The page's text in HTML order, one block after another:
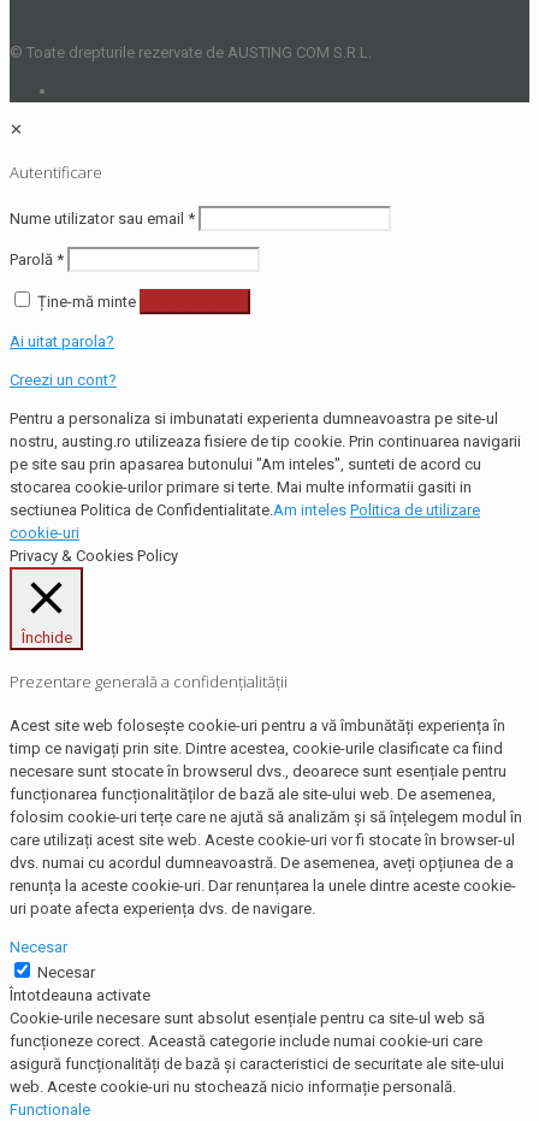
© Toate drepturile rezervate de AUSTING COM S.R.L.
✕
Autentificare
Nume utilizator sau email *
Parolă *
Ține-mă minte
Ai uitat parola?
Creezi un cont?
Pentru a personaliza si imbunatati experienta dumneavoastra pe site-ul
nostru, austing.ro utilizeaza fisiere de tip cookie. Prin continuarea navigarii
pe site sau prin apasarea butonului "Am inteles", sunteti de acord cu
stocarea cookie-urilor primare si terte. Mai multe informatii gasiti in
sectiunea Politica de Confidentialitate. Am inteles Politica de utilizare
cookie-uri
Privacy & Cookies Policy
Închide
Prezentare generală a confidențialității
Acest site web folosește cookie-uri pentru a vă îmbunătăți experiența în
timp ce navigați prin site. Dintre acestea, cookie-urile clasificate ca fiind
necesare sunt stocate în browserul dvs., deoarece sunt esențiale pentru
funcționarea funcționalităților de bază ale site-ului web. De asemenea,
folosim cookie-uri terțe care ne ajută să analizăm și să înțelegem modul în
care utilizați acest site web. Aceste cookie-uri vor fi stocate în browser-ul
dvs. numai cu acordul dumneavoastră. De asemenea, aveți opțiunea de a
renunța la aceste cookie-uri. Dar renunțarea la unele dintre aceste cookie-
uri poate afecta experiența dvs. de navigare.
Necesar
Necesar
Întotdeauna activate
Cookie-urile necesare sunt absolut esențiale pentru ca site-ul web să
funcționeze corect. Această categorie include numai cookie-uri care
asigură funcționalități de bază și caracteristici de securitate ale site-ului
web. Aceste cookie-uri nu stochează nicio informație personală.
Functionale